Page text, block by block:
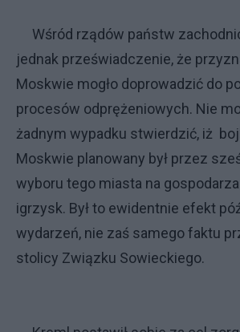
Wśród rządów państw
jednak przeświadczenie, że
Moskwie mogło doprowadzić do
procesów odprężeniowych. Nie
żadnym wypadku stwierdzić, iż
Moskwie planowany był przez
wyboru tego miasta na
igrzysk. Był to ewidentnie efekt
wydarzeń, nie zaś samego faktu
stolicy Związku Sowieckiego.